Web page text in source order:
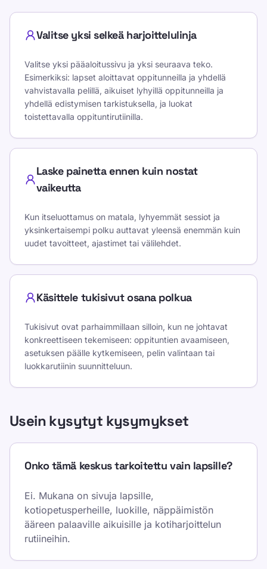
Valitse yksi selkeä harjoittelulinja
Valitse yksi pääaloitussivu ja yksi seuraava teko.
Esimerkiksi: lapset aloittavat oppitunneilla ja yhdellä
vahvistavalla pelillä, aikuiset lyhyillä oppitunneilla ja
yhdellä edistymisen tarkistuksella, ja luokat
toistettavalla oppituntirutiinilla.
Laske painetta ennen kuin nostat
vaikeutta
Kun itseluottamus on matala, lyhyemmät sessiot ja
yksinkertaisempi polku auttavat yleensä enemmän kuin
uudet tavoitteet, ajastimet tai välilehdet.
Käsittele tukisivut osana polkua
Tukisivut ovat parhaimmillaan silloin, kun ne johtavat
konkreettiseen tekemiseen: oppituntien avaamiseen,
asetuksen päälle kytkemiseen, pelin valintaan tai
luokkarutiinin suunnitteluun.
Usein kysytyt kysymykset
Onko tämä keskus tarkoitettu vain lapsille?
Ei. Mukana on sivuja lapsille,
kotiopetusperheille, luokille, näppäimistön
ääreen palaaville aikuisille ja kotiharjoittelun
rutiineihin.